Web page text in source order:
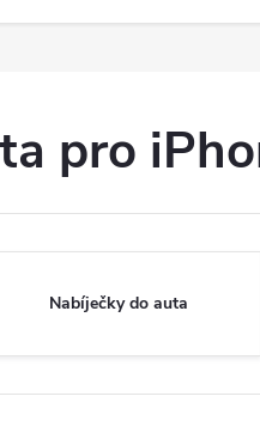
pro
Nabíječky do auta